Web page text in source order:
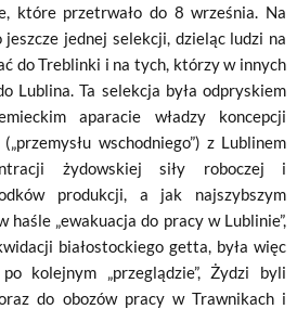
które przetrwało do 8 września. Na
jednej selekcji, dzieląc ludzi na
do Treblinki i na tych, którzy w innych
Lublina. Ta selekcja była odpryskiem
aparacie władzy koncepcji
wschodniego”) z Lublinem
żydowskiej siły roboczej i
produkcji, a jak najszybszym
haśle „ewakuacja do pracy w Lublinie”,
białostockiego getta, była więc
kolejnym „przeglądzie”, Żydzi byli
do obozów pracy w Trawnikach i